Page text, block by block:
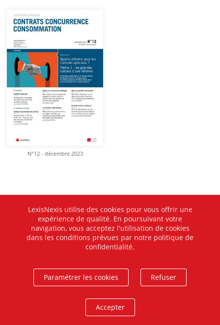
N°12 - décembre 2023
LexisNexis utilise des cookies pour vous offrir une
expérience de qualité. En poursuivant votre
navigation, vous acceptez l'utilisation de cookies
dans les conditions prévues par notre politique de
confidentialité.
Paramétrer les cookies Refuser
Accepter